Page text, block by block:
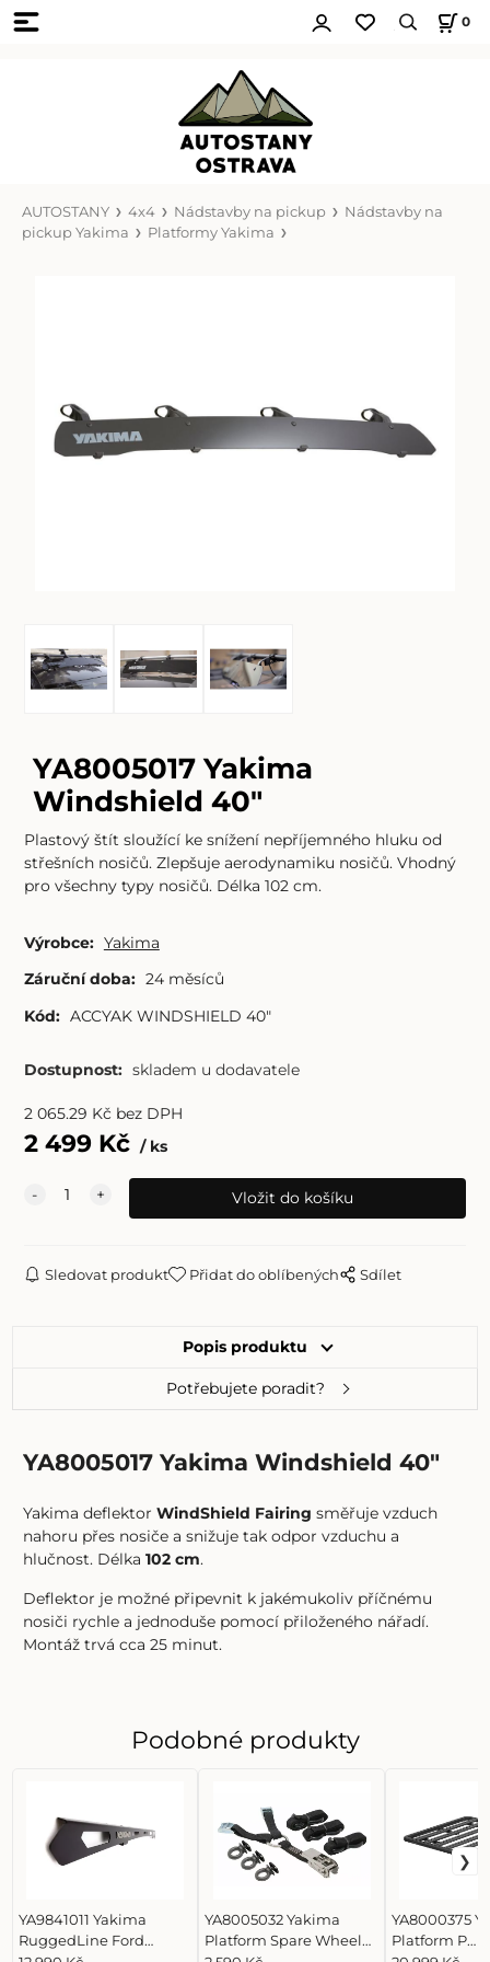
0
AUTOSTANY 4x4 Nádstavby na pickup
Nádstavby na
pickup Yakima
Platformy Yakima
YA8005017 Yakima
Windshield 40"
Plastový štít sloužící ke snížení nepříjemného hluku od
střešních nosičů. Zlepšuje aerodynamiku nosičů. Vhodný
pro všechny typy nosičů. Délka 102 cm.
Výrobce: Yakima
Záruční doba: 24 měsíců
Kód: ACCYAK WINDSHIELD 40"
Dostupnost: skladem u dodavatele
2 065.29 Kč bez DPH
2 499Kč ks
Sledovat produkt Přidat do oblíbených Sdílet
Popis produktu
Potřebujete poradit?
YA8005017 Yakima Windshield 40"
Yakima deflektorWindShield Fairing směřuje vzduch
nahoru přes nosiče a snižuje tak odpor vzduchu a
hlučnost. Délka102 cm.
Deflektor je možné připevnit k jakémukoliv příčnému
nosiči rychle a jednoduše pomocí přiloženého nářadí.
Montáž trvá cca 25 minut.
Podobné produkty
YA9841011 Yakima
RuggedLine Ford
YA8005032 Yakima
Platform Spare Wheel
YA8000375
Platform P